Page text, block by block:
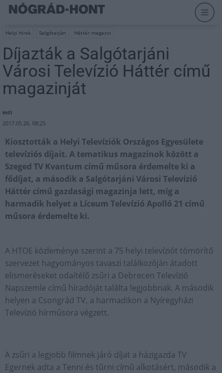
Helyi hírek Salgótarján Háttér magazin
Díjazták a Salgótarjáni
Városi Televízió Háttér című
magazinját
mti
2017.05.26. 08:25
Kiosztották a Helyi Televíziók Országos Egyesülete
televíziós díjait. A tematikus magazinok között a
Szeged TV Kvantum című műsora érdemelte ki a
fődíjat, a második a Salgótarjáni Városi Televízió
Háttér című gazdasági magazinja lett, míg a
harmadik helyet a Líceum Televízió Apolló 21 című
műsora érdemelte ki.
A HTOE közleménye szerint a 75 helyi televíziót tömörítő
szervezet hagyományos tavaszi találkozóján átadott
elismeréseket odaítélő zsűri a Debrecen Televízió
Napszemle című híradóját találta legjobbnak. A második
helyen a Csongrád TV, a harmadikon a Nyíregyházi
Televízió hírműsora végzett.
A zsűri a legjobb filmnek járó díjat a házigazda TV
Egernek adta a Tenni és tűrni című alkotásért, második a